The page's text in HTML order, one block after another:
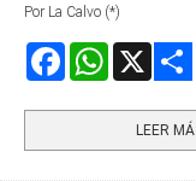
Por La Calvo (*)
FacebookWhatsApp
LEER